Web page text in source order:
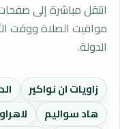
انتقل مباشرة إلى
مواقيت الصلاة ووقت
الدولة.
زاويات ان نواكير
هاد سواليم